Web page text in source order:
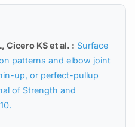
Cicero KS et al. : Surface
patterns and elbow joint
up, or perfect-pullup
of Strength and